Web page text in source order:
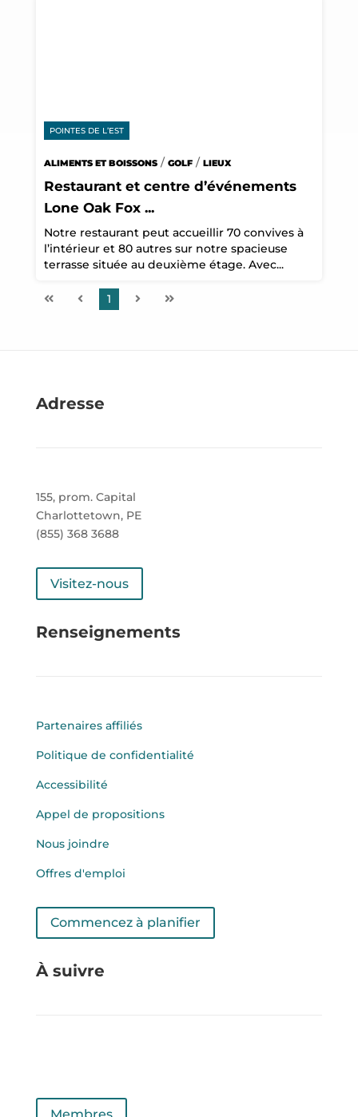
POINTES DE L’EST
ALIMENTS ET BOISSONS/ GOLF/ LIEUX
Restaurant et centre d’événements
Lone Oak Fox ...
Notre restaurant peut accueillir 70 convives à
l’intérieur et 80 autres sur notre spacieuse
terrasse située au deuxième étage. Avec...
1
Adresse
155, prom. Capital
Charlottetown, PE
(855) 368 3688
Visitez-nous
Renseignements
Partenaires affiliés
Politique de confidentialité
Accessibilité
Appel de propositions
Nous joindre
Offres d'emploi
Commencez à planifier
À suivre